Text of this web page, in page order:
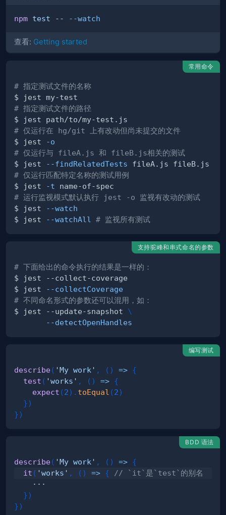
npm test -- --watch
查看: Getting started
常用命令
# 指定测试文件的名称
# 指定测试文件的路径
# 仅运行在 hg/git 上有改动但尚未提交的文件
$ jest
-o
# 仅运行与 fileA.js 和 fileB.js相关的测试
$ jest
--findRelatedTests
# 仅运行匹配特定名称的测试用例
$ jest
-t
# 运行监视模式默认执行 jest -o 监视有改动的测试
$ jest
--watch
$ jest
--watchAll # 监视所有测试
支持驼峰和串式命名的参数
# 下面给出的命令执行的结果是一样的：
$ jest
--collectCoverage
# 不同命名形式的参数还可以混用，如：
$ jest --update-snapshot \
--detectOpenHandles
编写测试
describe( 'My work' , ( ) => {
test ( 'works' , ( ) => {
expect (2) . toEqual (2)
})
})
BDD 语法
describe( 'My work' , ( ) => {
it ( 'works' , ( ) => {
// `it`是`test`的别名
})
})